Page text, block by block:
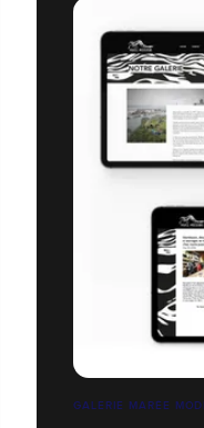
GALERIE MARÉE